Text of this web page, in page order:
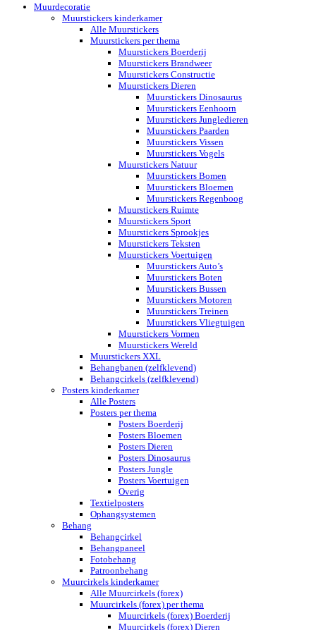
Muurdecoratie
Muurstickers kinderkamer
Alle Muurstickers
Muurstickers per thema
Muurstickers Boerderij
Muurstickers Brandweer
Muurstickers Constructie
Muurstickers Dieren
Muurstickers Dinosaurus
Muurstickers Eenhoorn
Muurstickers Jungledieren
Muurstickers Paarden
Muurstickers Vissen
Muurstickers Vogels
Muurstickers Natuur
Muurstickers Bomen
Muurstickers Bloemen
Muurstickers Regenboog
Muurstickers Ruimte
Muurstickers Sport
Muurstickers Sprookjes
Muurstickers Teksten
Muurstickers Voertuigen
Muurstickers Auto’s
Muurstickers Boten
Muurstickers Bussen
Muurstickers Motoren
Muurstickers Treinen
Muurstickers Vliegtuigen
Muurstickers Vormen
Muurstickers Wereld
Muurstickers XXL
Behangbanen (zelfklevend)
Behangcirkels (zelfklevend)
Posters kinderkamer
Alle Posters
Posters per thema
Posters Boerderij
Posters Bloemen
Posters Dieren
Posters Dinosaurus
Posters Jungle
Posters Voertuigen
Overig
Textielposters
Ophangsystemen
Behang
Behangcirkel
Behangpaneel
Fotobehang
Patroonbehang
Muurcirkels kinderkamer
Alle Muurcirkels (forex)
Muurcirkels (forex) per thema
Muurcirkels (forex) Boerderij
Muurcirkels (forex) Dieren